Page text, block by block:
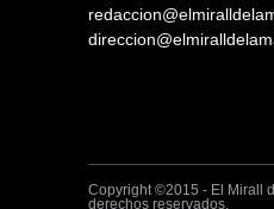
Copyright ©2015 - El Mirall
derechos reservados.